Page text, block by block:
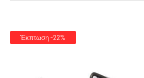
Έκπτωση -22%